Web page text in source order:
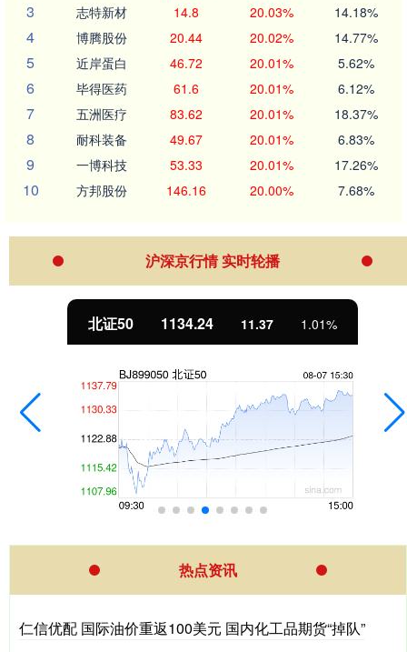
3 志特新材 14.8 20.03% 14.18%
4 博腾股份 20.44 20.02% 14.77%
5 近岸蛋白 46.72 20.01% 5.62%
6 毕得医药 61.6 20.01% 6.12%
7 五洲医疗 83.62 20.01% 18.37%
8 耐科装备 49.67 20.01% 6.83%
9 一博科技 53.33 20.01% 17.26%
10 方邦股份 146.16 20.00% 7.68%
沪深京行情 实时轮播
1134.24 11.37 1.01%
热点资讯
仁信优配 国际油价重返100美元 国内化工品期货“掉队”